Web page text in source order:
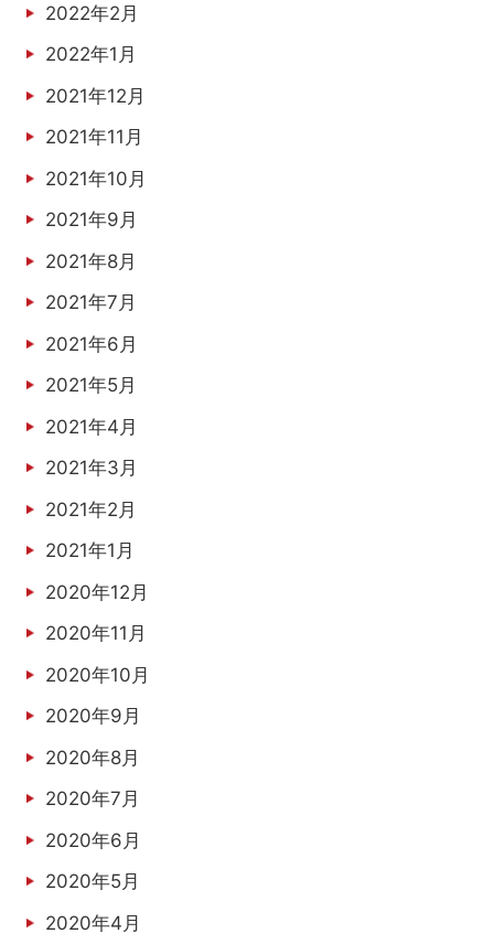
2022年2月
2022年1月
2021年12月
2021年11月
2021年10月
2021年9月
2021年8月
2021年7月
2021年6月
2021年5月
2021年4月
2021年3月
2021年2月
2021年1月
2020年12月
2020年11月
2020年10月
2020年9月
2020年8月
2020年7月
2020年6月
2020年5月
2020年4月